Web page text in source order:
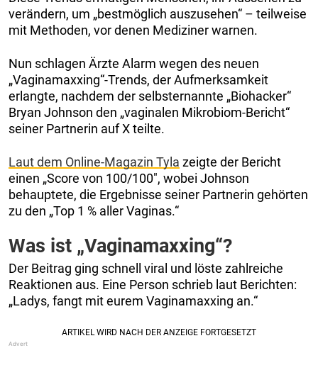
verändern, um „bestmöglich auszusehen“ – teilweise
mit Methoden, vor denen Mediziner warnen.
Nun schlagen Ärzte Alarm wegen des neuen
„Vaginamaxxing“-Trends, der Aufmerksamkeit
erlangte, nachdem der selbsternannte „Biohacker“
Bryan Johnson den „vaginalen Mikrobiom-Bericht“
seiner Partnerin auf X teilte.
Laut dem Online-Magazin Tyla zeigte der Bericht
einen „Score von 100/100″, wobei Johnson
behauptete, die Ergebnisse seiner Partnerin gehörten
zu den „Top 1 % aller Vaginas.“
Was ist „Vaginamaxxing“?
Der Beitrag ging schnell viral und löste zahlreiche
Reaktionen aus. Eine Person schrieb laut Berichten:
„Ladys, fangt mit eurem Vaginamaxxing an.“